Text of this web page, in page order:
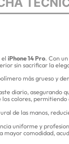
iPhone 14 Pro. Con
sin sacrificar la
más grueso y
diario, asegurando
colores,
de las manos,
uniforme y
mayor comodidad,